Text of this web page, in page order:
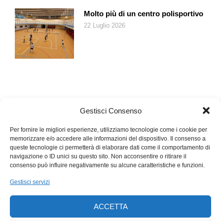
Gestisci Consenso
Per fornire le migliori esperienze, utilizziamo tecnologie come i cookie per
memorizzare e/o accedere alle informazioni del dispositivo. Il consenso a
queste tecnologie ci permetterà di elaborare dati come il comportamento di
navigazione o ID unici su questo sito. Non acconsentire o ritirare il
consenso può influire negativamente su alcune caratteristiche e funzioni.
Gestisci servizi
ACCETTA
essere di qualità non deve essere riscaldato sopra i 40 gradi;
ragione per cui possiamo essere certi che mantiene tutte le
proprietà positive.
Per concludere e rispondere alla sua domanda sì, esiste un
fondamento di verità, non so perché alle nostre quote il miele
nipoti… o almeno, di sicuro non ha fatto male!
Molto più di un centro polisportivo
22 Luglio 2026